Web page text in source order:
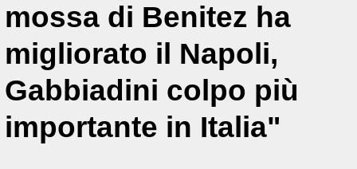
mossa di Benitez ha
migliorato il Napoli,
Gabbiadini colpo più
importante in Italia"